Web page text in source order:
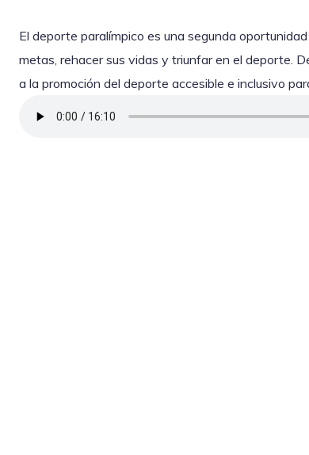
El deporte paralímpico es una segunda
metas, rehacer sus vidas y triunfar en el deporte.
a la promoción del deporte accesible e inclusivo